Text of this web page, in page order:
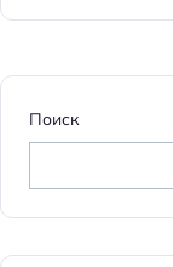
Поиск